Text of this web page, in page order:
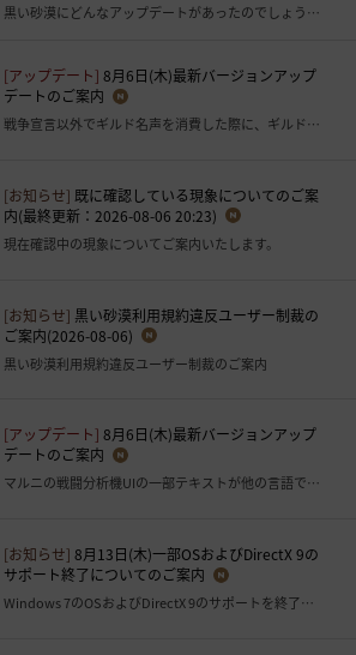
黒い砂漠にどんなアップデートがあったのでしょうか？
[アップデート] 8月6日(木)最新バージョンアップ
デートのご案内
戦争宣言以外でギルド名声を消費した際に、ギルド名声が0以下になることがある現象の修正
[お知らせ] 既に確認している現象についてのご案
内(最終更新：2026-08-06 20:23)
現在確認中の現象についてご案内いたします。
[お知らせ] 黒い砂漠利用規約違反ユーザー制裁の
ご案内(2026-08-06)
黒い砂漠利用規約違反ユーザー制裁のご案内
[アップデート] 8月6日(木)最新バージョンアップ
デートのご案内
マルニの戦闘分析機UIの一部テキストが他の言語で表示される現象の修正
[お知らせ] 8月13日(木)一部OSおよびDirectX 9の
サポート終了についてのご案内
Windows 7のOSおよびDirectX 9のサポートを終了する予定です。